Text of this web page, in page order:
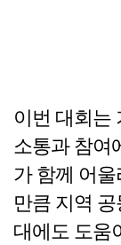
이번 대회는
소통과 참여
가 함께 어
만큼 지역
대에도 도움